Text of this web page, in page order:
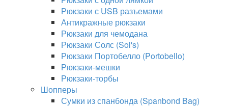
Рюкзаки с USB разъемами
Антикражные рюкзаки
Рюкзаки для чемодана
Рюкзаки Солс (Sol's)
Рюкзаки Портобелло (Portobello)
Рюкзаки-мешки
Рюкзаки-торбы
Шопперы
Сумки из спанбонда (Spanbond Bag)